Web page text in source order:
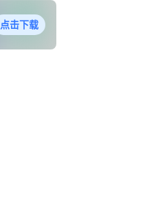
点击下载